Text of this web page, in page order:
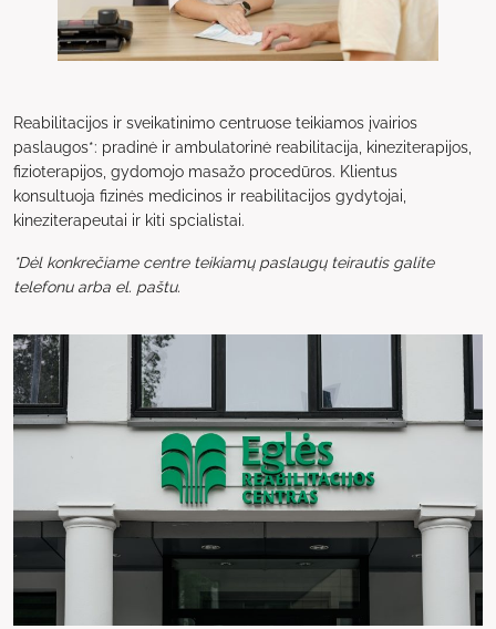
Reabilitacijos ir sveikatinimo centruose teikiamos įvairios
paslaugos*: pradinė ir ambulatorinė reabilitacija, kineziterapijos,
fizioterapijos, gydomojo masažo procedūros. Klientus
konsultuoja fizinės medicinos ir reabilitacijos gydytojai,
kineziterapeutai ir kiti spcialistai.
*Dėl konkrečiame centre teikiamų paslaugų teirautis galite
telefonu arba el. paštu.